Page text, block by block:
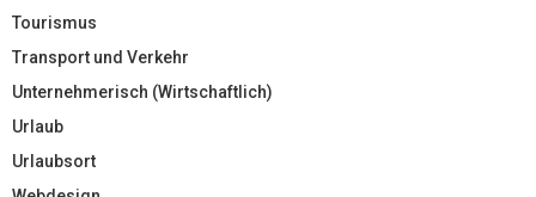
Tourismus
Transport und Verkehr
Unternehmerisch (Wirtschaftlich)
Urlaub
Urlaubsort